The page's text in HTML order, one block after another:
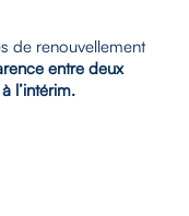
de renouvellement
entre deux
l’intérim.